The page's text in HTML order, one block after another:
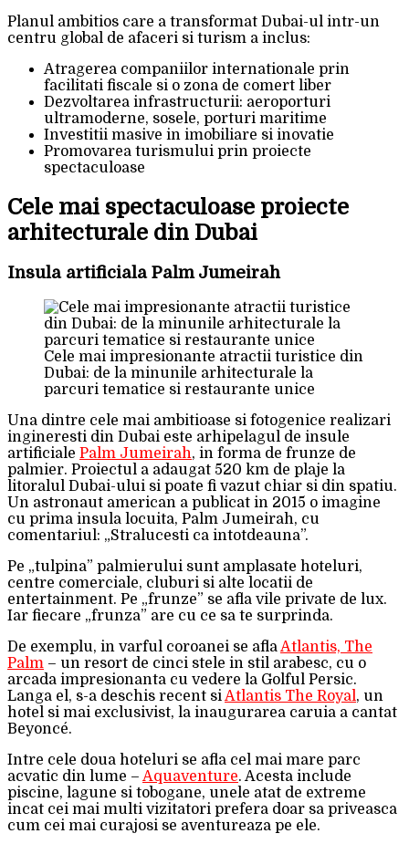
Planul ambitios care a transformat Dubai-ul intr-un
centru global de afaceri si turism a inclus:
Atragerea companiilor internationale prin
facilitati fiscale si o zona de comert liber
Dezvoltarea infrastructurii: aeroporturi
ultramoderne, sosele, porturi maritime
Investitii masive in imobiliare si inovatie
Promovarea turismului prin proiecte
spectaculoase
Cele mai spectaculoase proiecte
arhitecturale din Dubai
Insula artificiala Palm Jumeirah
Cele mai impresionante atractii turistice din
Dubai: de la minunile arhitecturale la
parcuri tematice si restaurante unice
Una dintre cele mai ambitioase si fotogenice realizari
ingineresti din Dubai este arhipelagul de insule
artificiale Palm Jumeirah, in forma de frunze de
palmier. Proiectul a adaugat 520 km de plaje la
litoralul Dubai-ului si poate fi vazut chiar si din spatiu.
Un astronaut american a publicat in 2015 o imagine
cu prima insula locuita, Palm Jumeirah, cu
comentariul: „Stralucesti ca intotdeauna”.
Pe „tulpina” palmierului sunt amplasate hoteluri,
centre comerciale, cluburi si alte locatii de
entertainment. Pe „frunze” se afla vile private de lux.
Iar fiecare „frunza” are cu ce sa te surprinda.
De exemplu, in varful coroanei se aflaAtlantis, The
Palm – un resort de cinci stele in stil arabesc, cu o
arcada impresionanta cu vedere la Golful Persic.
Langa el, s-a deschis recent siAtlantis The Royal, un
hotel si mai exclusivist, la inaugurarea caruia a cantat
Beyoncé.
Intre cele doua hoteluri se afla cel mai mare parc
acvatic din lume – Aquaventure. Acesta include
piscine, lagune si tobogane, unele atat de extreme
incat cei mai multi vizitatori prefera doar sa priveasca
cum cei mai curajosi se aventureaza pe ele.